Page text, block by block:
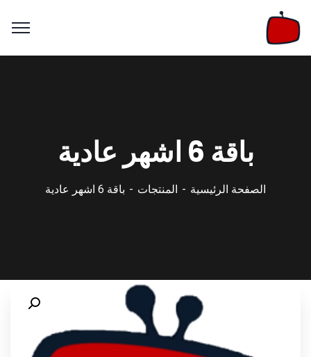
باقة 6 اشهر عادية
الصفحة الرئيسية المنتجات باقة 6 اشهر عادية